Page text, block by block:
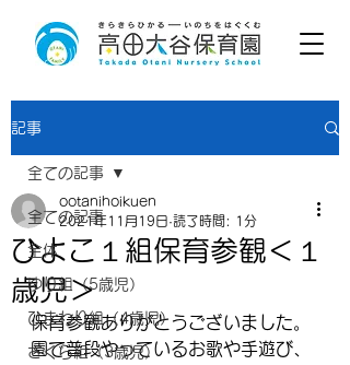
記事
全ての記事
全体
ゆり組（5歳児）
ひまわり組（4歳児）
さくら組（3歳児）
全ての記事
ひよこ１組保育参観＜１
歳児＞
ootanihoikuen
2021年11月19日 読了時間: 1分
保育参観ありがとうございました。
園で普段やっているお歌や手遊び、